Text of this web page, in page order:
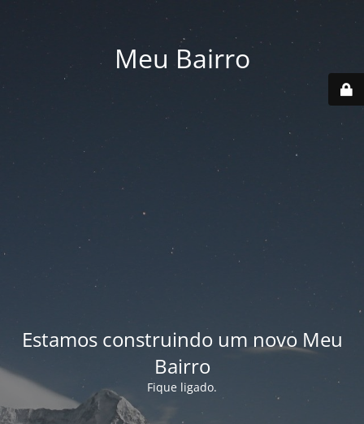
Meu Bairro
Estamos construindo um novo Meu
Bairro
Fique ligado.